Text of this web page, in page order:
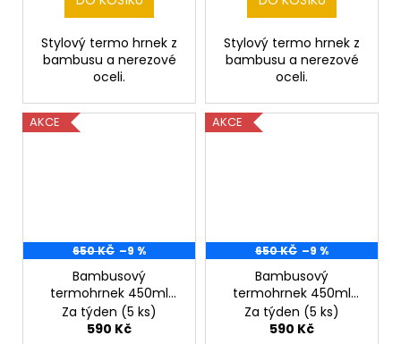
Stylový termo hrnek z
bambusu a nerezové
oceli.
Stylový termo hrnek z
bambusu a nerezové
oceli.
AKCE
650 KČ –9 %
Bambusový
termohrnek 450ml
Kachny
Za týden (5 ks)
590 Kč
AKCE
650 KČ –9 %
Bambusový
termohrnek 450ml
Kanec
Za týden (5 ks)
590 Kč